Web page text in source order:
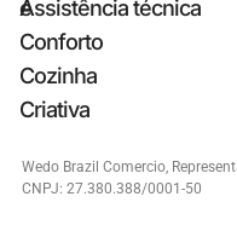
e
Conforto
Cozinha
Criativa
Assistência técnica
Wedo Brazil Comercio,
CNPJ: 27.380.388/0001-50